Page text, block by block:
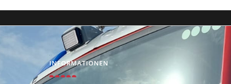
INFORMATIONEN